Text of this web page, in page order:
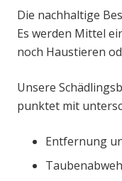
Die nachhaltige
Es werden Mittel
noch Haustieren
Unsere
punktet mit
Entfernung